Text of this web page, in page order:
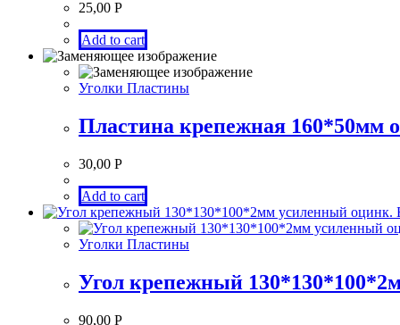
25,00 Р
Add to cart
Уголки Пластины
Пластина крепежная 160*50мм
30,00 Р
Add to cart
Уголки Пластины
Угол крепежный
90,00 Р